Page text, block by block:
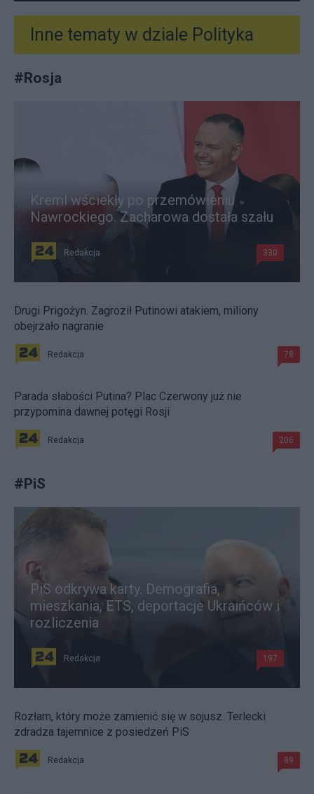
Inne tematy w dziale Polityka
#Rosja
Kreml wściekły po przemówieniu
Nawrockiego. Zacharowa dostała szału
Redakcja 330
Drugi Prigożyn. Zagroził Putinowi atakiem, miliony
obejrzało nagranie
Redakcja 78
Parada słabości Putina? Plac Czerwony już nie
przypomina dawnej potęgi Rosji
Redakcja 206
#PiS
PiS odkrywa karty. Demografia,
mieszkania, ETS, deportacje Ukraińców i
rozliczenia
Redakcja 197
Rozłam, który może zamienić się w sojusz. Terlecki
zdradza tajemnice z posiedzeń PiS
Redakcja 89